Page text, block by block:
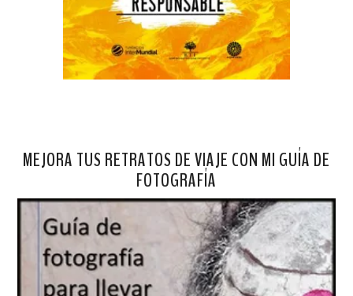
MEJORA TUS RETRATOS DE VIAJE CON MI GUÍA DE
FOTOGRAFÍA